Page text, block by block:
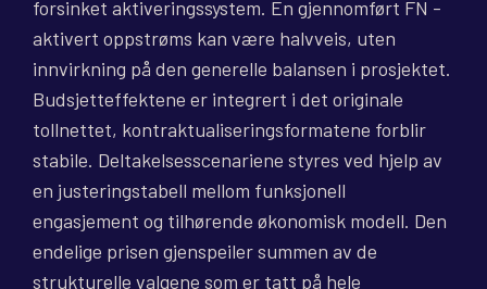
forsinket aktiveringssystem. En gjennomført FN -
aktivert oppstrøms kan være halvveis, uten
innvirkning på den generelle balansen i prosjektet.
Budsjetteffektene er integrert i det originale
tollnettet, kontraktualiseringsformatene forblir
stabile. Deltakelsesscenariene styres ved hjelp av
en justeringstabell mellom funksjonell
engasjement og tilhørende økonomisk modell. Den
endelige prisen gjenspeiler summen av de
strukturelle valgene som er tatt på hele